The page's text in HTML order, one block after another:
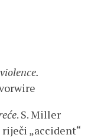
. S. Miller
„accident“